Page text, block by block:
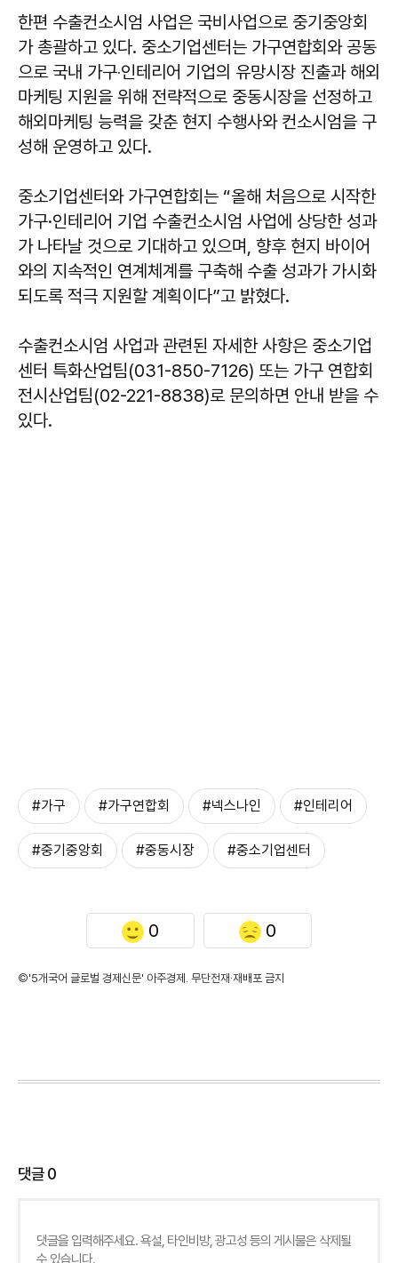
한편 수출컨소시엄 사업은 국비사업으로 중기중앙회
가 총괄하고 있다. 중소기업센터는 가구연합회와 공동
으로 국내 가구‧인테리어 기업의 유망시장 진출과 해외
마케팅 지원을 위해 전략적으로 중동시장을 선정하고
해외마케팅 능력을 갖춘 현지 수행사와 컨소시엄을 구
성해 운영하고 있다.
중소기업센터와 가구연합회는 “올해 처음으로 시작한
가구·인테리어 기업 수출컨소시엄 사업에 상당한 성과
가 나타날 것으로 기대하고 있으며, 향후 현지 바이어
와의 지속적인 연계체계를 구축해 수출 성과가 가시화
되도록 적극 지원할 계획이다”고 밝혔다.
수출컨소시엄 사업과 관련된 자세한 사항은 중소기업
센터 특화산업팀(031-850-7126) 또는 가구 연합회
전시산업팀(02-221-8838)로 문의하면 안내 받을 수
있다.
#가구 #가구연합회 #넥스나인 #인테리어
#중기중앙회 #중동시장 #중소기업센터
0 0
©'5개국어 글로벌 경제신문' 아주경제. 무단전재·재배포 금지
댓글0